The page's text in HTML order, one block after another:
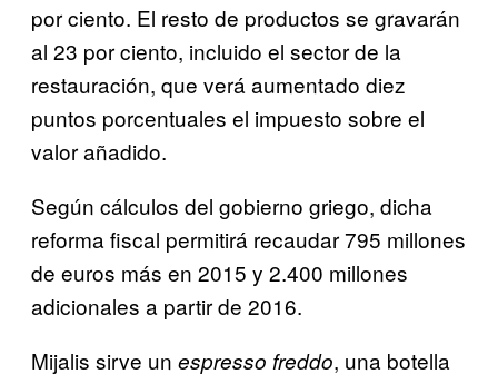
por ciento. El resto de productos se gravarán
al 23 por ciento, incluido el sector de la
restauración, que verá aumentado diez
puntos porcentuales el impuesto sobre el
valor añadido.
Según cálculos del gobierno griego, dicha
reforma fiscal permitirá recaudar 795 millones
de euros más en 2015 y 2.400 millones
adicionales a partir de 2016.
Mijalis sirve un espresso freddo, una botella